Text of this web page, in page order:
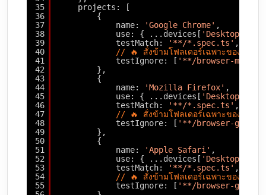
35
36
37
38
39
40
41
42
43
44
45
46
47
48
49
50
51
52
53
54
55
projects: [
{
name:
'Google Chrome' ,
use: { ...devices[ 'Desktop
testMatch:
'**/*.spec.ts' ,
// 🔥 สั่งข้ามโฟลเดอร์เฉพาะของ
testIgnore: [ '**/browser-
},
{
name:
'Mozilla Firefox' ,
use: { ...devices[ 'Desktop
testMatch:
'**/*.spec.ts' ,
// 🔥 สั่งข้ามโฟลเดอร์เฉพาะของ
testIgnore: [ '**/browser-
},
{
name:
'Apple Safari' ,
use: { ...devices[ 'Desktop
testMatch:
'**/*.spec.ts' ,
// 🔥 สั่งข้ามโฟลเดอร์เฉพาะของ
testIgnore: [ '**/browser-